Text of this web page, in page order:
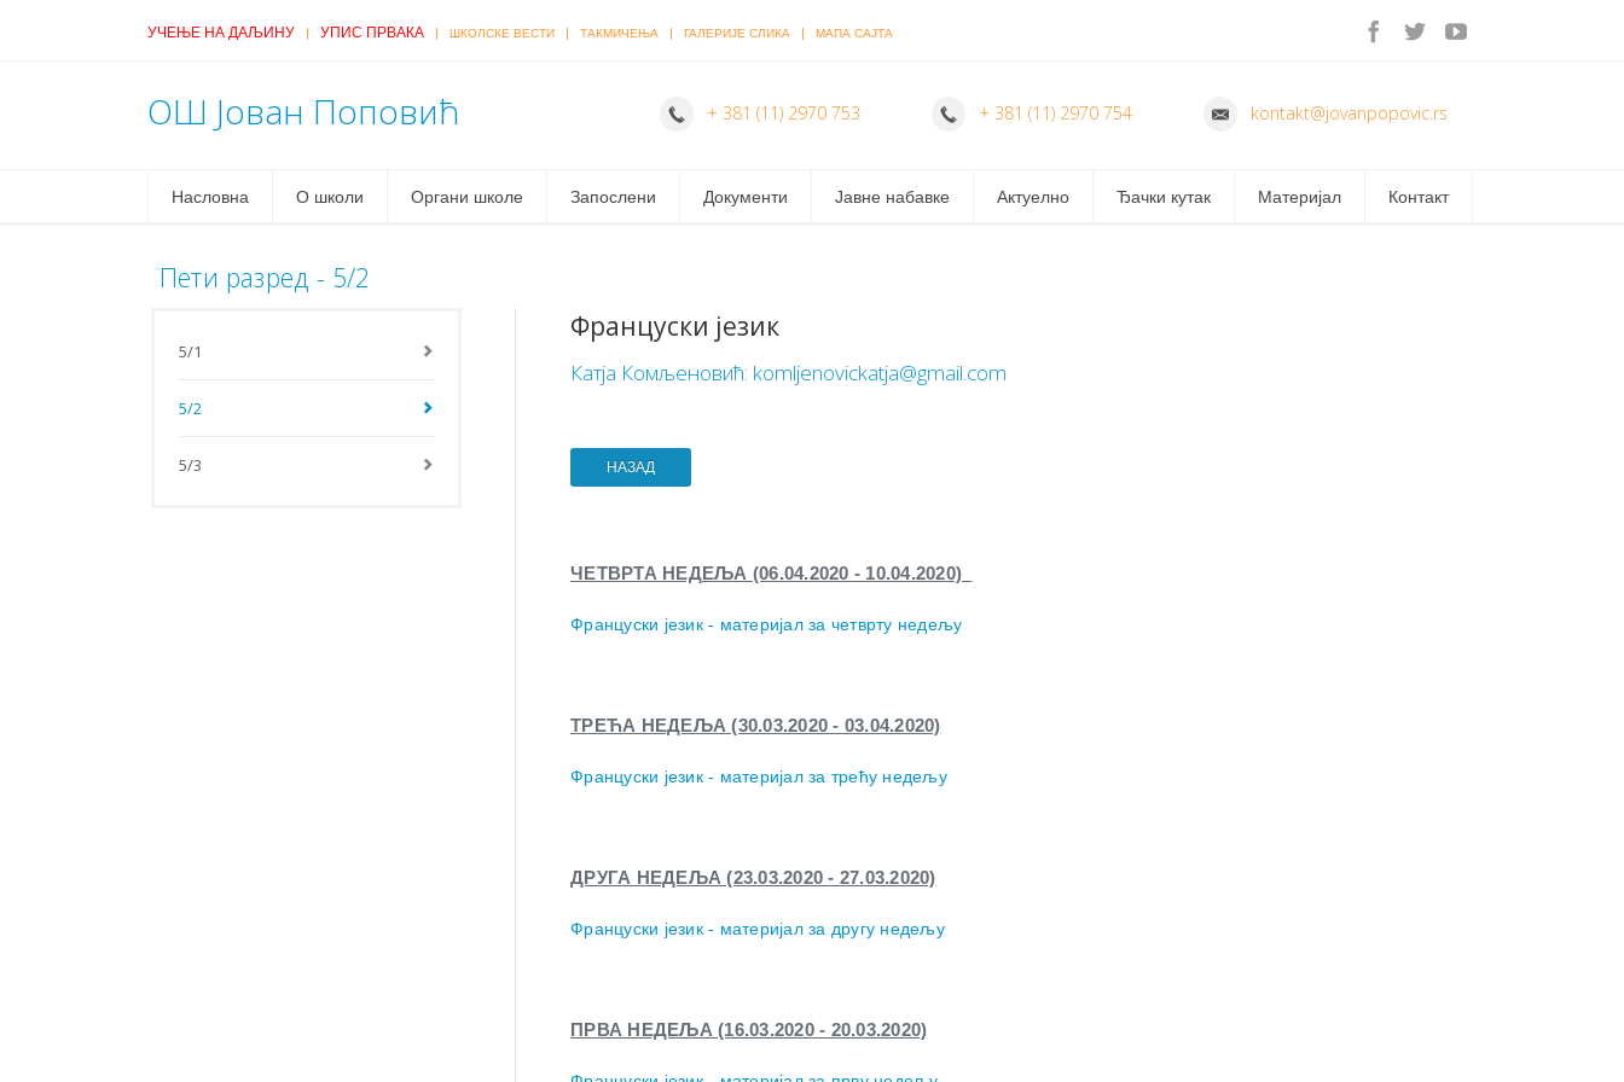
УЧЕЊЕ НА ДАЉИНУ | УПИС ПРВАКА | ШКОЛСКЕ ВЕСТИ | ТАКМИЧЕЊА | ГАЛЕРИЈЕ СЛИКА | МАПА САЈТА
ОШ Јован Поповић + 381 (11) 2970 753 + 381 (11) 2970 754 kontakt@jovanpopovic.rs
Насловна О школи Органи школе Запослени Документи Јавне набавке Актуелно Ђачки кутак Материјал Контакт
Пети разред - 5/2
Француски језик
Катја Комљеновић: komljenovickatja@gmail.com
НАЗАД
ЧЕТВРТА НЕДЕЉА (06.04.2020 - 10.04.2020)
Француски језик - материјал за четврту недељу
ТРЕЋА НЕДЕЉА (30.03.2020 - 03.04.2020)
Француски језик - материјал за трећу недељу
ДРУГА НЕДЕЉА (23.03.2020 - 27.03.2020)
Француски језик - материјал за другу недељу
ПРВА НЕДЕЉА (16.03.2020 - 20.03.2020)
5/1
5/2
5/3